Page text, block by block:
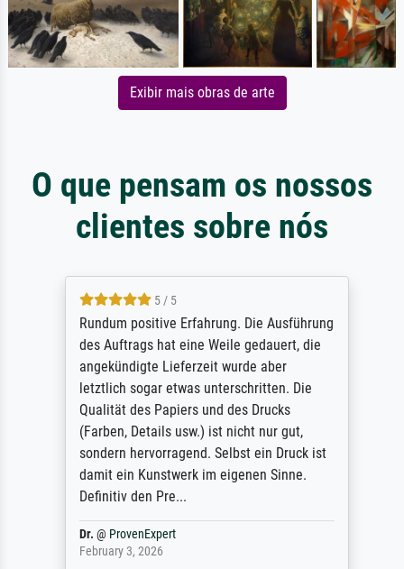
Exibir mais obras de arte
O que pensam os nossos
clientes sobre nós
5 / 5
Rundum positive Erfahrung. Die Ausführung
des Auftrags hat eine Weile gedauert, die
angekündigte Lieferzeit wurde aber
letztlich sogar etwas unterschritten. Die
Qualität des Papiers und des Drucks
(Farben, Details usw.) ist nicht nur gut,
sondern hervorragend. Selbst ein Druck ist
damit ein Kunstwerk im eigenen Sinne.
Definitiv den Pre...
Dr.@ProvenExpert
February 3, 2026